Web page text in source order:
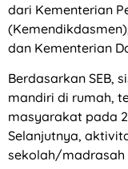
dari Kementerian
dan Kementerian
Berdasarkan SEB,
mandiri di rumah,
masyarakat pada
Selanjutnya,
sekolah/madrasah